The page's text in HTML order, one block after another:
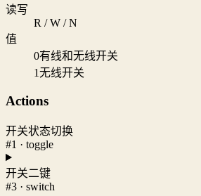
读写
R / W / N
值
0有线和无线开关
1无线开关
Actions
开关状态切换
#1 · toggle
开关二键
#3 · switch